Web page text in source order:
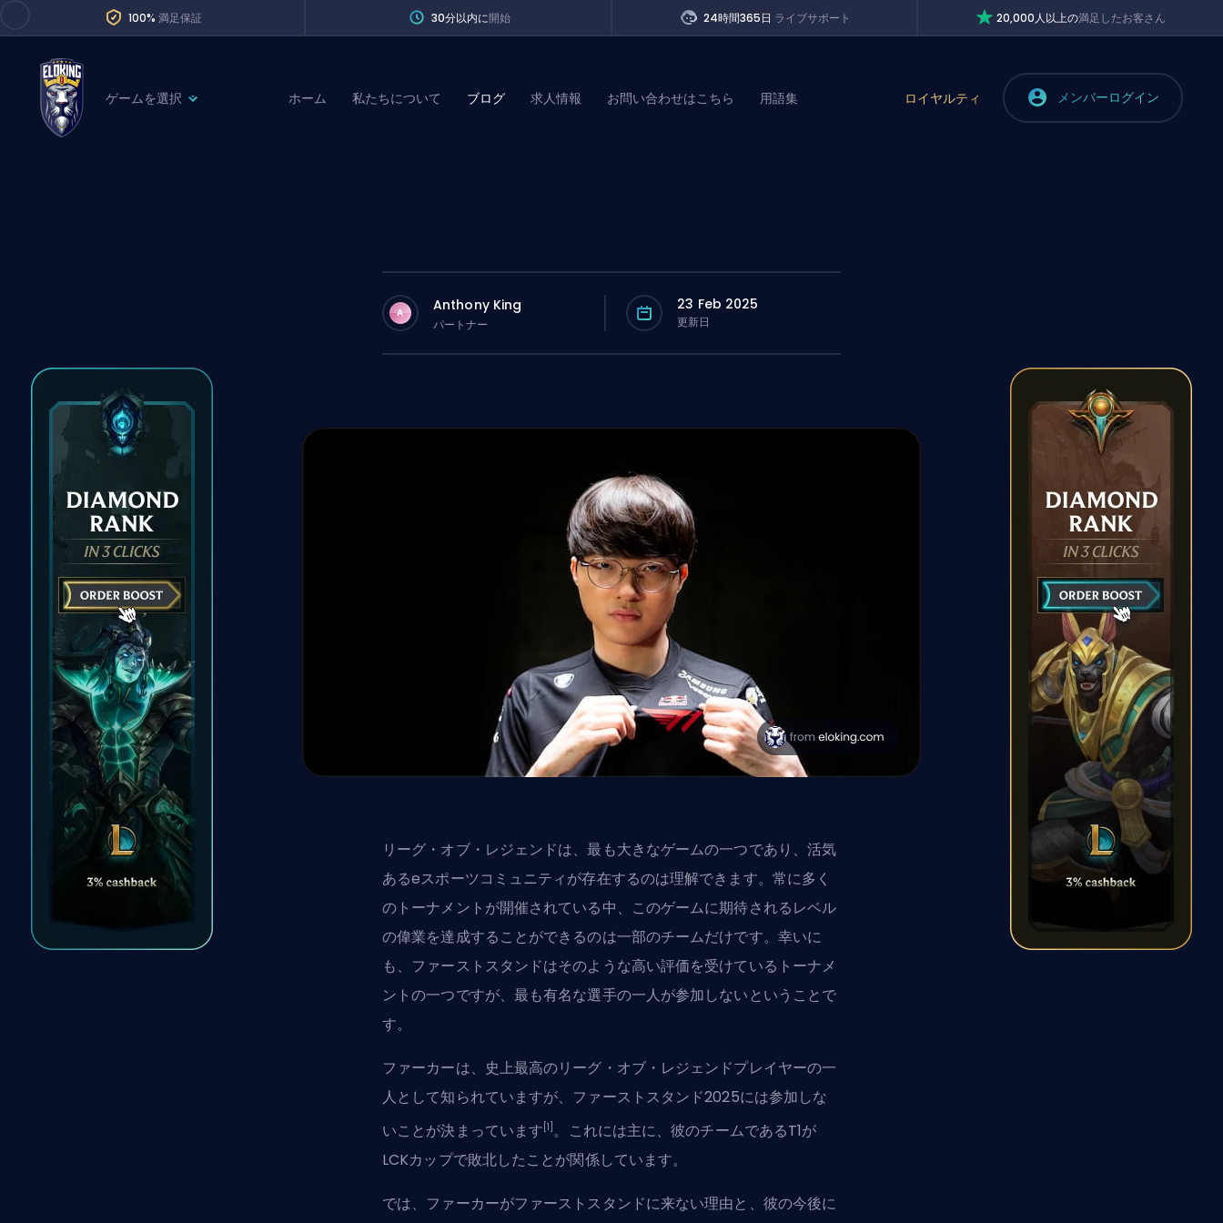
100% 満足保証 30分以内に開始 24時間365日 ライブサポート 20,000人以上の満足したお客さん
ゲームを選択
Path of Exile 2
ホーム 私たちについて ブログ 求人情報 お問い合わせはこちら 用語集 ロイヤルティ メンバーログイン
A Anthony King
パートナー
23 Feb 2025
更新日
リーグ・オブ・レジェンドは、最も大きなゲームの一つであり、活気
あるeスポーツコミュニティが存在するのは理解できます。常に多く
のトーナメントが開催されている中、このゲームに期待されるレベル
の偉業を達成することができるのは一部のチームだけです。幸いに
も、ファーストスタンドはそのような高い評価を受けているトーナメ
ントの一つですが、最も有名な選手の一人が参加しないということで
す。
ファーカーは、史上最高のリーグ・オブ・レジェンドプレイヤーの一
人として知られていますが、ファーストスタンド2025には参加しな
いことが決まっています [1] 。これには主に、彼のチームであるT1が
LCKカップで敗北したことが関係しています。
では、ファーカーがファーストスタンドに来ない理由と、彼の今後に